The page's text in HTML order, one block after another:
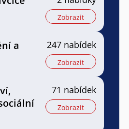
Zobrazit
a
247 nabídek
Zobrazit
71 nabídek
Zobrazit